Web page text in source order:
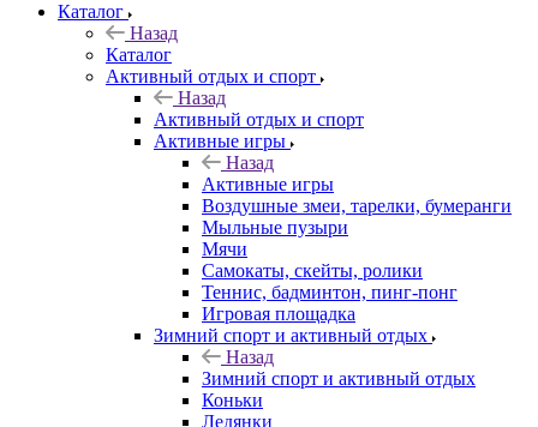
Каталог
Назад
Каталог
Активный отдых и спорт
Назад
Активный отдых и спорт
Активные игры
Назад
Активные игры
Воздушные змеи, тарелки, бумеранги
Мыльные пузыри
Мячи
Самокаты, скейты, ролики
Теннис, бадминтон, пинг-понг
Игровая площадка
Зимний спорт и активный отдых
Назад
Зимний спорт и активный отдых
Коньки
Ледянки